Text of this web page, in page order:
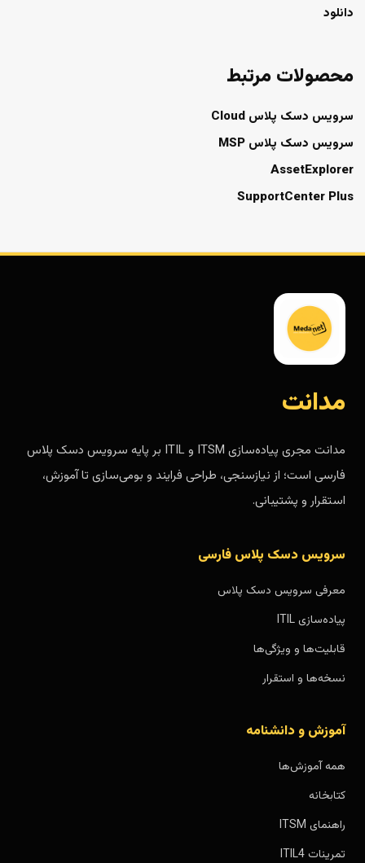
دانلود
محصولات مرتبط
سرویس دسک پلاس Cloud
سرویس دسک پلاس MSP
AssetExplorer
SupportCenter Plus
مدانت
مدانت مجری پیاده‌سازی ITSM و ITIL بر پایه سرویس دسک پلاس
فارسی است؛ از نیازسنجی، طراحی فرایند و بومی‌سازی تا آموزش،
استقرار و پشتیبانی.
سرویس دسک پلاس فارسی
معرفی سرویس دسک پلاس
پیاده‌سازی ITIL
قابلیت‌ها و ویژگی‌ها
نسخه‌ها و استقرار
آموزش و دانشنامه
همه آموزش‌ها
کتابخانه
راهنمای ITSM
تمرینات ITIL4